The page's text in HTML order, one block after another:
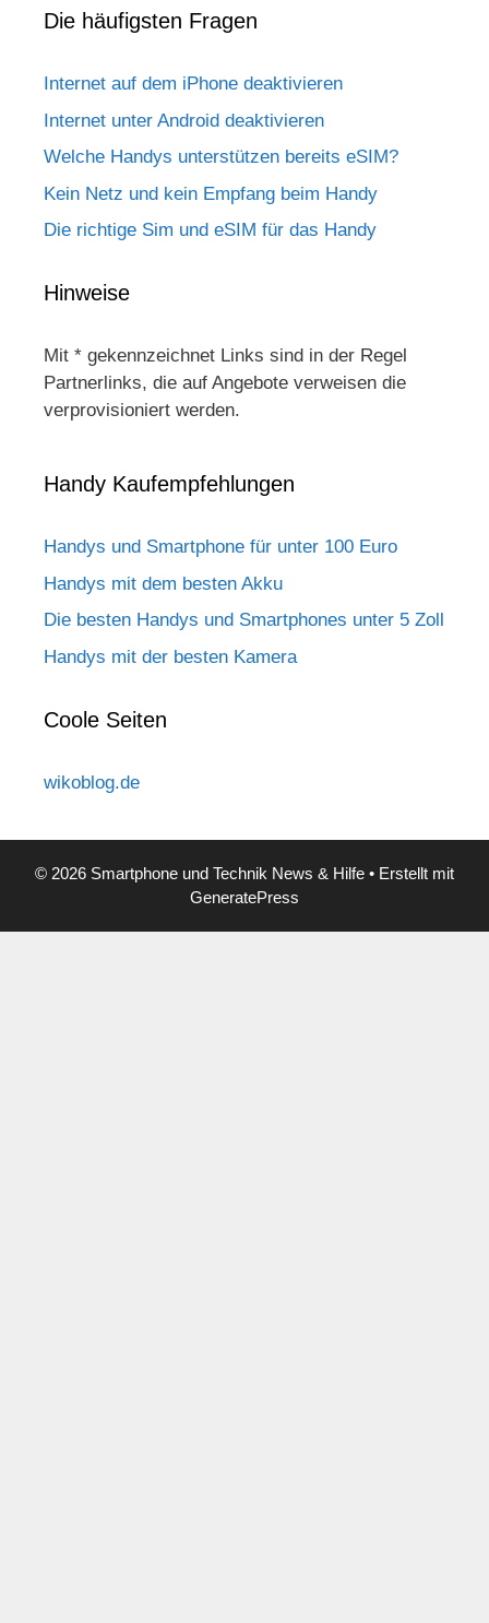
Die häufigsten Fragen
Internet auf dem iPhone deaktivieren
Internet unter Android deaktivieren
Welche Handys unterstützen bereits eSIM?
Kein Netz und kein Empfang beim Handy
Die richtige Sim und eSIM für das Handy
Hinweise
Mit * gekennzeichnet Links sind in der Regel
Partnerlinks, die auf Angebote verweisen die
verprovisioniert werden.
Handy Kaufempfehlungen
Handys und Smartphone für unter 100 Euro
Handys mit dem besten Akku
Die besten Handys und Smartphones unter 5 Zoll
Handys mit der besten Kamera
Coole Seiten
wikoblog.de
© 2026 Smartphone und Technik News & Hilfe • Erstellt mit
GeneratePress